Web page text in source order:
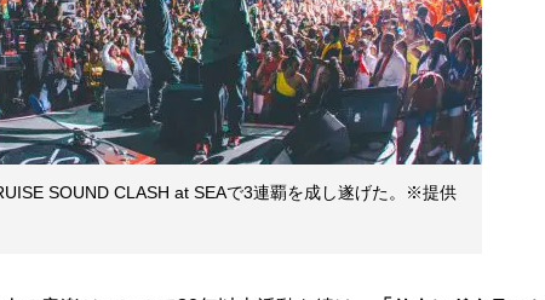
SOUND CLASH at SEAで3連覇を成し遂げた。※提供